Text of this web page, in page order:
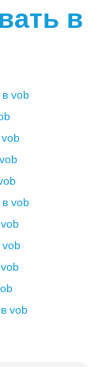
в
в vob
vob
vob
в vob
vob
vob
vob
в vob